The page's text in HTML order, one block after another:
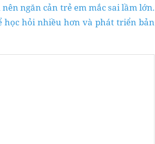
ngăn cản trẻ em mắc sai lầm lớn.
học hỏi nhiều hơn và phát triển bản